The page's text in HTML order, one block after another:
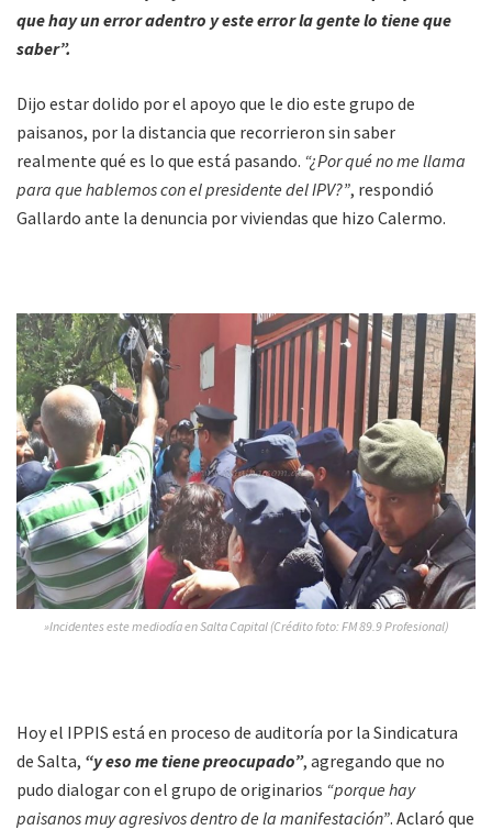
que hay un error adentro y este error la gente lo tiene que
saber”.
Dijo estar dolido por el apoyo que le dio este grupo de
paisanos, por la distancia que recorrieron sin saber
realmente qué es lo que está pasando. “¿Por qué no me llama
para que hablemos con el presidente del IPV?”, respondió
Gallardo ante la denuncia por viviendas que hizo Calermo.
»Incidentes este mediodía en Salta Capital (Crédito foto: FM 89.9 Profesional)
Hoy el IPPIS está en proceso de auditoría por la Sindicatura
de Salta, “y eso me tiene preocupado”, agregando que no
pudo dialogar con el grupo de originarios “porque hay
paisanos muy agresivos dentro de la manifestación”. Aclaró que